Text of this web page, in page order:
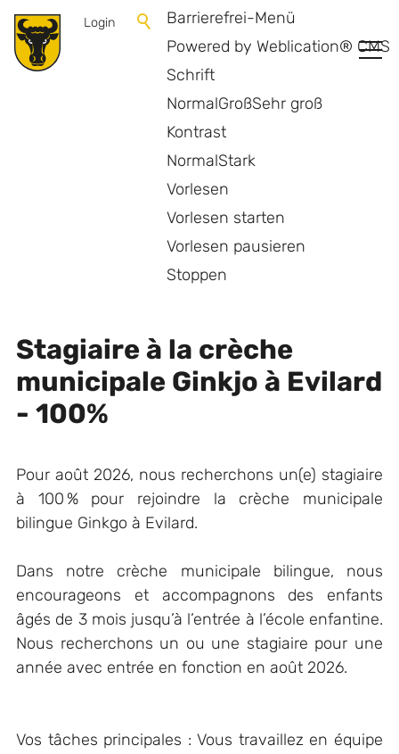
Barrierefrei-Menü
Powered by Weblication® CMS
Schrift
NormalGroßSehr groß
Kontrast
NormalStark
Vorlesen
Vorlesen starten
Vorlesen pausieren
Stoppen
Login
Offres d'emploi
Stagiaire à la crèche
municipale Ginkjo à Evilard
- 100%
Pour août 2026, nous recherchons un(e) stagiaire
à 100 % pour rejoindre la crèche municipale
bilingue Ginkgo à Evilard.
Dans notre crèche municipale bilingue, nous
encourageons et accompagnons des enfants
âgés de 3 mois jusqu’à l’entrée à l’école enfantine.
Nous recherchons un ou une stagiaire pour une
année avec entrée en fonction en août 2026.
Vos tâches principales : Vous travaillez en équipe